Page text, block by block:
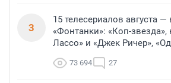
3
15 телесериалов августа
«Фонтанки»: «Коп-
Лассо» и «Джек Ричер»,
73 694 27